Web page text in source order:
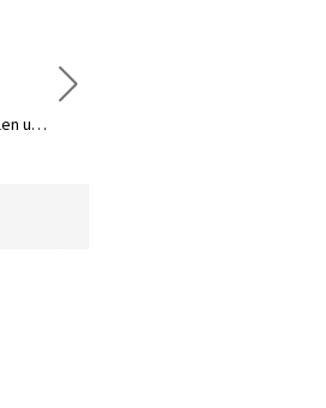
Schmuckschatulle mit Initialen und Namen mit Blumen, Schmuck-Reiseetui, tragbare Schmuckschatulle, Schmuck-Organizer, Geschenk für Brautjungfern/Mutter/Freundin